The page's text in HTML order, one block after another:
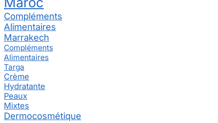
Compléments
Alimentaires
Marrakech
Compléments
Alimentaires
Targa
Crème
Hydratante
Peaux
Mixtes
Dermocosmétique